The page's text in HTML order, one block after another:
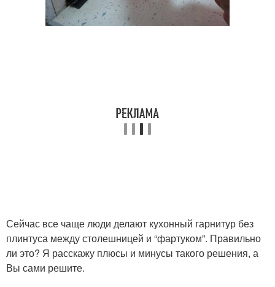
Сейчас все чаще люди делают кухонный гарнитур без
плинтуса между столешницей и “фартуком”. Правильно
ли это? Я расскажу плюсы и минусы такого решения, а
Вы сами решите.